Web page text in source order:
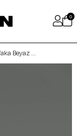
0
Maraton Slimfit Erkek Bisiklet Yaka Beyaz Sweatshirt